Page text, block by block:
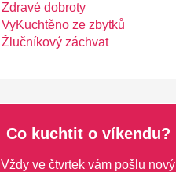
Zdravé dobroty
VyKuchtěno ze zbytků
Žlučníkový záchvat
Co kuchtit o víkendu?
Vždy ve čtvrtek vám pošlu nový